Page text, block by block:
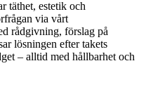
täthet, estetik och
via vårt
rådgivning, förslag på
lösningen efter takets
– alltid med hållbarhet och